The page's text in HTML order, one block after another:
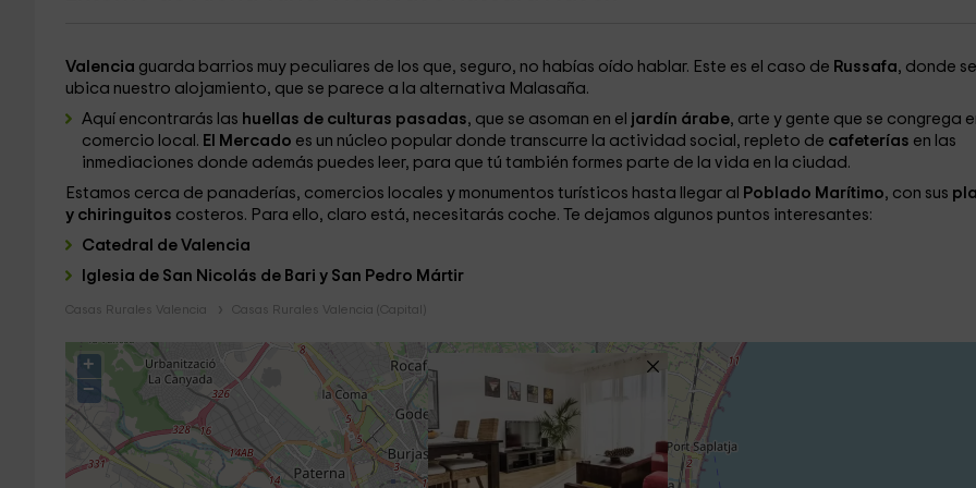
Valencia guarda barrios muy peculiares de los que, seguro, no habías oído hablar. Este es el caso de Russafa, donde se
ubica nuestro alojamiento, que se parece a la alternativa Malasaña.
Aquí encontrarás las huellas de culturas pasadas, que se asoman en el jardín árabe, arte y gente que se congrega
comercio local. El Mercado es un núcleo popular donde transcurre la actividad social, repleto de cafeterías en las
inmediaciones donde además puedes leer, para que tú también formes parte de la vida en la ciudad.
Estamos cerca de panaderías, comercios locales y monumentos turísticos hasta llegar al
Poblado Marítimo, con sus
y chiringuitos costeros. Para ello, claro está, necesitarás coche. Te dejamos algunos puntos interesantes:
Catedral de Valencia
Iglesia de San Nicolás de Bari y San Pedro Mártir
Casas Rurales Valencia Casas Rurales Valencia (Capital)
+
−